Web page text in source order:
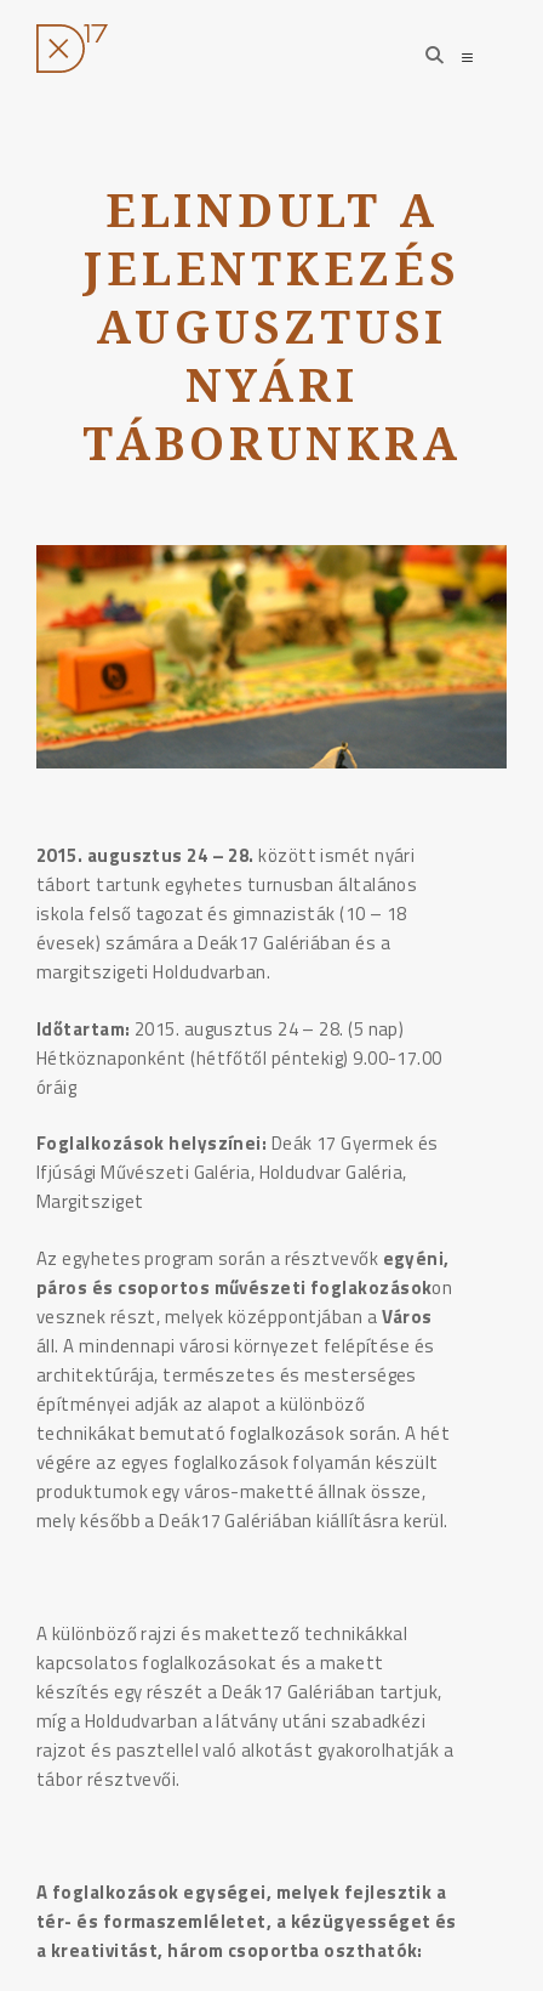
open
search
open
ELINDULT A
JELENTKEZÉS
AUGUSZTUSI
NYÁRI
TÁBORUNKRA
2015. augusztus 24 – 28. között ismét nyári
tábort tartunk egyhetes turnusban általános
iskola felső tagozat és gimnazisták (10 – 18
évesek) számára a Deák17 Galériában és a
margitszigeti Holdudvarban.
Időtartam: 2015. augusztus 24 – 28. (5 nap)
Hétköznaponként (hétfőtől péntekig) 9.00-17.00
óráig
Foglalkozások helyszínei: Deák 17 Gyermek és
Ifjúsági Művészeti Galéria, Holdudvar Galéria,
Margitsziget
Az egyhetes program során a résztvevők egyéni,
páros és csoportos művészeti foglakozásokon
vesznek részt, melyek középpontjában aVáros
áll. A mindennapi városi környezet felépítése és
architektúrája, természetes és mesterséges
építményei adják az alapot a különböző
technikákat bemutató foglalkozások során. A hét
végére az egyes foglalkozások folyamán készült
produktumok egy város-maketté állnak össze,
mely később a Deák17 Galériában kiállításra kerül.
A különböző rajzi és makettező technikákkal
kapcsolatos foglalkozásokat és a makett
készítés egy részét a Deák17 Galériában tartjuk,
míg a Holdudvarban a látvány utáni szabadkézi
rajzot és pasztellel való alkotást gyakorolhatják a
tábor résztvevői.
A foglalkozások egységei, melyek fejlesztik a
tér- és formaszemléletet, a kézügyességet és
a kreativitást, három csoportba oszthatók: